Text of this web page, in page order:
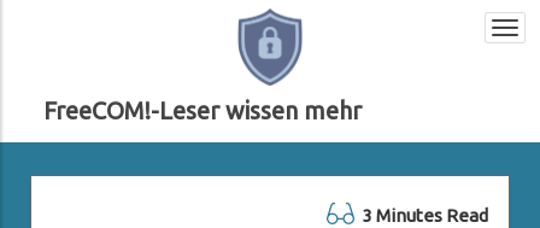
FreeCOM!-Leser wissen mehr
3 Minutes Read